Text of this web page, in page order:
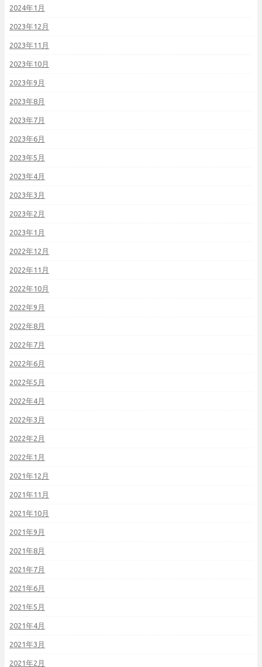
2024年1月
2023年12月
2023年11月
2023年10月
2023年9月
2023年8月
2023年7月
2023年6月
2023年5月
2023年4月
2023年3月
2023年2月
2023年1月
2022年12月
2022年11月
2022年10月
2022年9月
2022年8月
2022年7月
2022年6月
2022年5月
2022年4月
2022年3月
2022年2月
2022年1月
2021年12月
2021年11月
2021年10月
2021年9月
2021年8月
2021年7月
2021年6月
2021年5月
2021年4月
2021年3月
2021年2月